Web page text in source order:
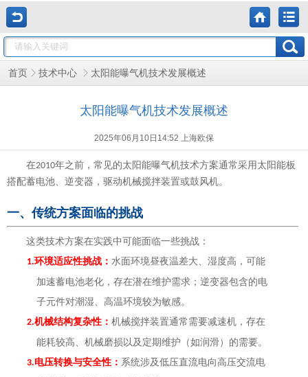
首页 技术中心 太阳能曝气机技术发展概述
太阳能曝气机技术发展概述
2025年06月10日14:52 上海欧保
在2010年之前，常见的太阳能曝气机技术方案通常采用太阳能板
搭配蓄电池、逆变器，驱动机械搅拌装置或鼓风机。
一、传统方案面临的挑战
这类技术方案在实践中可能面临一些挑战：
1.环境适应性挑战：水面环境昼夜温差大、湿度高，可能
加速蓄电池老化，存在潜在维护需求；逆变器包含的电
子元件对潮湿、高温环境较为敏感。
2.机械结构复杂性：机械搅拌装置通常需要减速机，存在
能耗较高、机械磨损以及定期维护（如润滑）的需要。
3.电压转换与安全性： 系统涉及低压直流电向高压交流电